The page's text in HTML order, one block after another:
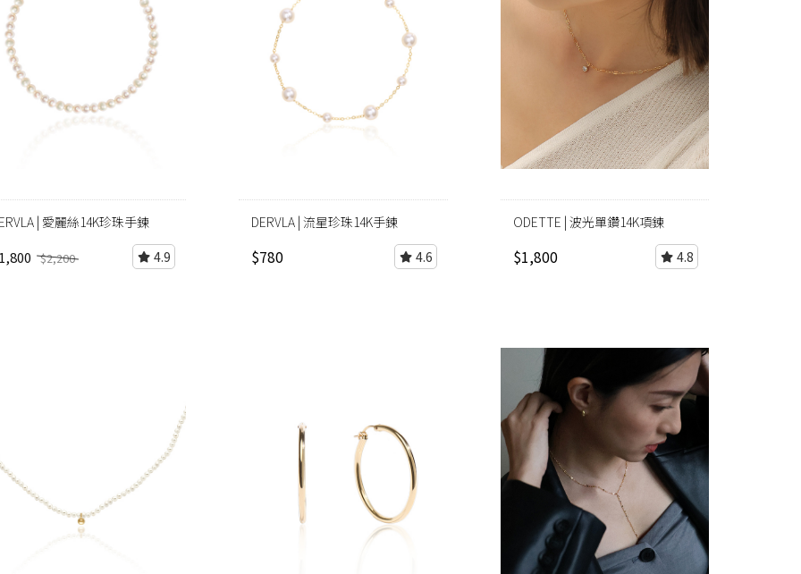
| 愛麗絲14K珍珠手鍊
$2,200 4.9
DERVLA | 流星珍珠14K手鍊
$780 4.6
ODETTE | 波光單鑽14K項鍊
$1,800 4.8